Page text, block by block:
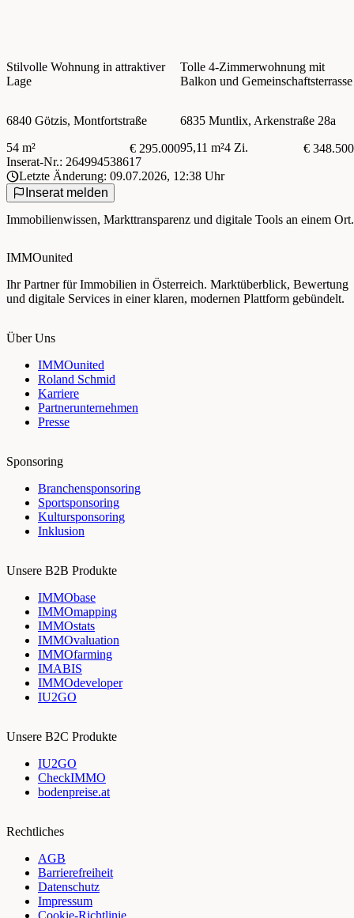
Stilvolle Wohnung in attraktiver
Lage
6840 Götzis, Montfortstraße
54 m²
€ 295.000
Tolle 4-Zimmerwohnung mit
Balkon und Gemeinschaftsterrasse
6835 Muntlix, Arkenstraße 28a
95,11 m²4 Zi.
€ 348.500
Inserat-Nr.: 264994538617
Letzte Änderung: 09.07.2026, 12:38 Uhr
Inserat melden
Immobilienwissen, Markttransparenz und digitale Tools an einem Ort.
IMMOunited
Ihr Partner für Immobilien in Österreich. Marktüberblick, Bewertung
und digitale Services in einer klaren, modernen Plattform gebündelt.
Über Uns
IMMOunited
Roland Schmid
Karriere
Partnerunternehmen
Presse
Sponsoring
Branchensponsoring
Sportsponsoring
Kultursponsoring
Inklusion
Unsere B2B Produkte
IMMObase
IMMOmapping
IMMOstats
IMMOvaluation
IMMOfarming
IMABIS
IMMOdeveloper
IU2GO
Unsere B2C Produkte
IU2GO
CheckIMMO
bodenpreise.at
Rechtliches
AGB
Barrierefreiheit
Datenschutz
Impressum
Cookie-Richtlinie